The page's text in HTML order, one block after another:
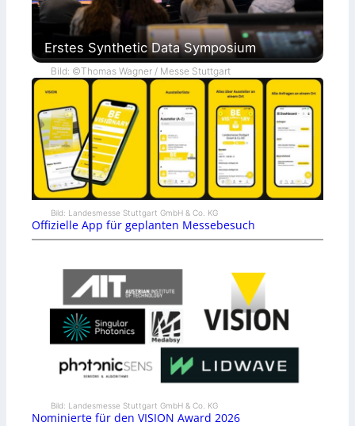
Erstes Synthetic Data Symposium
Bild: ©Thomas Wagner / Messe Stuttgart
Bild: Landesmesse Stuttgart GmbH & Co. KG
Offizielle App für geplanten Messebesuch
Bild: Landesmesse Stuttgart GmbH & Co. KG
Nominierte für den VISION Award 2026